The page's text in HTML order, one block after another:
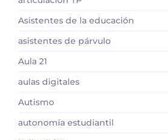
Asistentes de la educación
asistentes de párvulo
Aula 21
aulas digitales
Autismo
autonomía estudiantil